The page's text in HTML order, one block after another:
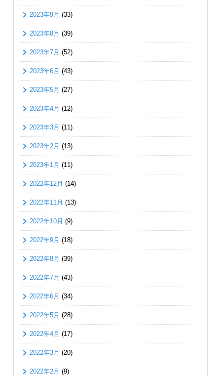
2023年9月 (33)
2023年8月 (39)
2023年7月 (52)
2023年6月 (43)
2023年5月 (27)
2023年4月 (12)
2023年3月 (11)
2023年2月 (13)
2023年1月 (11)
2022年12月 (14)
2022年11月 (13)
2022年10月 (9)
2022年9月 (18)
2022年8月 (39)
2022年7月 (43)
2022年6月 (34)
2022年5月 (28)
2022年4月 (17)
2022年3月 (20)
2022年2月 (9)